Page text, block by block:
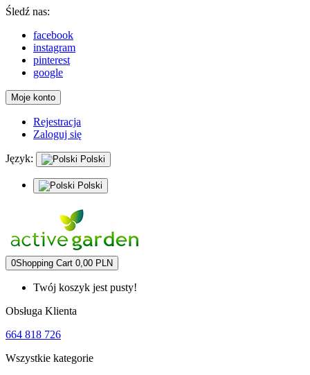
Śledź nas:
facebook
instagram
pinterest
google
Moje konto
Rejestracja
Zaloguj się
Język: Polski
Polski
0Shopping Cart 0,00 PLN
Twój koszyk jest pusty!
Obsługa Klienta
664 818 726
Wszystkie kategorie